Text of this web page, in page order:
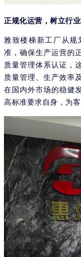
正规化运营，树立行
雅致楼梯新工厂从规
准，确保生产运营的
质量管理体系认证，
质量管理、生产效率
在国内外市场的稳健
高标准要求自身，为